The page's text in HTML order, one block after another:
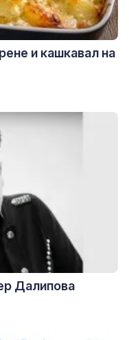
и кашкавал на
Далипова